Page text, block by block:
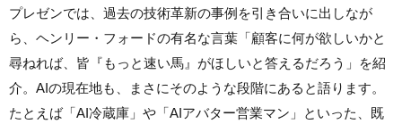
プレゼンでは、過去の技術革新の事例を引き合いに出しなが
ら、ヘンリー・フォードの有名な言葉「顧客に何が欲しいかと
尋ねれば、皆『もっと速い馬』がほしいと答えるだろう」を紹
介。AIの現在地も、まさにそのような段階にあると語ります。
たとえば「AI冷蔵庫」や「AIアバター営業マン」といった、既